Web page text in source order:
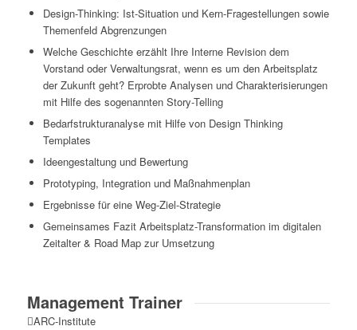
Design-Thinking: Ist-Situation und Kern-Fragestellungen sowie
Themenfeld Abgrenzungen
Welche Geschichte erzählt Ihre Interne Revision dem
Vorstand oder Verwaltungsrat, wenn es um den Arbeitsplatz
der Zukunft geht? Erprobte Analysen und Charakterisierungen
mit Hilfe des sogenannten Story-Telling
Bedarfstrukturanalyse mit Hilfe von Design Thinking
Templates
Ideengestaltung und Bewertung
Prototyping, Integration und Maßnahmenplan
Ergebnisse für eine Weg-Ziel-Strategie
Gemeinsames Fazit Arbeitsplatz-Transformation im digitalen
Zeitalter & Road Map zur Umsetzung
Management Trainer
ARC-Institute